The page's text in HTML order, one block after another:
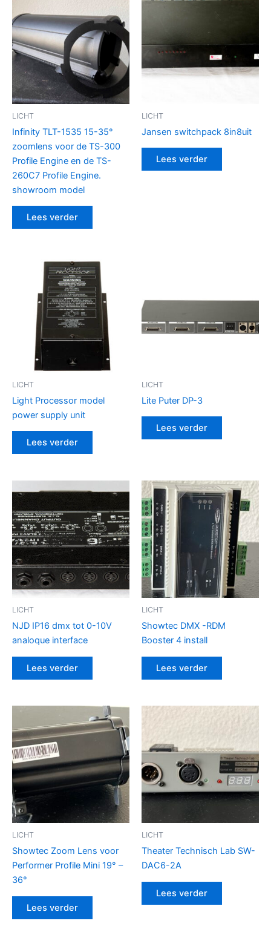
LICHT
Infinity TLT-1535 15-35°
zoomlens voor de TS-300
Profile Engine en de TS-
260C7 Profile Engine.
showroom model
Lees verder
LICHT
Jansen switchpack 8in8uit
Lees verder
LICHT
Light Processor model
power supply unit
Lees verder
LICHT
Lite Puter DP-3
Lees verder
LICHT
NJD IP16 dmx tot 0-10V
analoque interface
Lees verder
LICHT
Showtec DMX -RDM
Booster 4 install
Lees verder
LICHT
Showtec Zoom Lens voor
Performer Profile Mini 19° –
36°
Lees verder
LICHT
Theater Technisch Lab SW-
DAC6-2A
Lees verder